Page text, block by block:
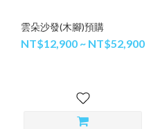
雲朵沙發(木腳)預購
NT$12,900 ~ NT$52,900